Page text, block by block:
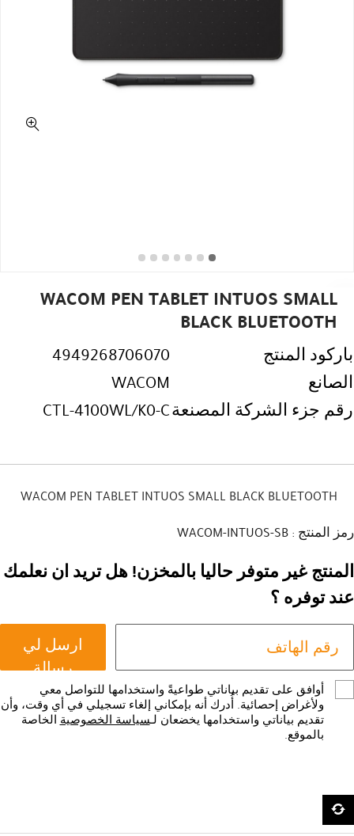
WACOM PEN TABLET INTUOS SMALL
BLACK BLUETOOTH
باركود المنتج
4949268706070
الصانع
WACOM
رقم جزء الشركة المصنعةCTL-4100WL/K0-C
WACOM PEN TABLET INTUOS SMALL BLACK BLUETOOTH
رمز المنتج : WACOM-INTUOS-SB
المنتج غير متوفر حاليا بالمخزن! هل تريد ان نعلمك
عند توفره ؟
ارسل لي
رسالة
أوافق على تقديم بياناتي طواعيةً واستخدامها للتواصل معي
ولأغراض إحصائية. أُدرك أنه بإمكاني إلغاء تسجيلي في أي وقت، وأن
تقديم بياناتي واستخدامها يخضعان لـسياسة الخصوصية الخاصة
بالموقع.